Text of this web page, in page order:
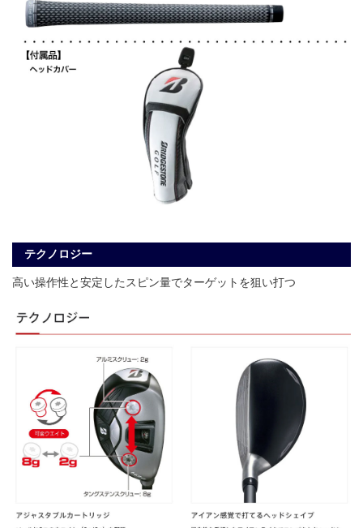
テクノロジー
高い操作性と安定したスピン量でターゲットを狙い打つ